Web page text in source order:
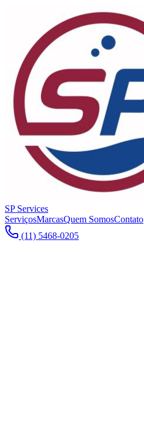
SP Services
ServiçosMarcasQuem SomosContato
(11) 5468-0205